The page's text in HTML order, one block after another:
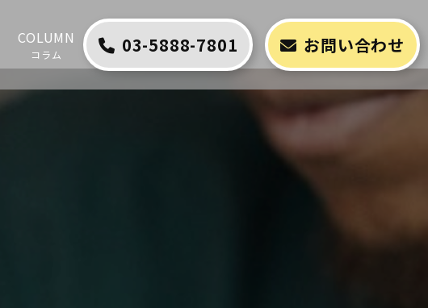
COLUMN
コラム 03-5888-7801 お問い合わせ